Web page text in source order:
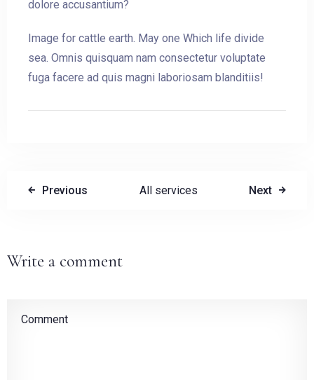
dolore accusantium?
Image for cattle earth. May one Which life divide
sea. Omnis quisquam nam consectetur voluptate
fuga facere ad quis magni laboriosam blanditiis!
Previous All services Next
Write a comment
Check-out